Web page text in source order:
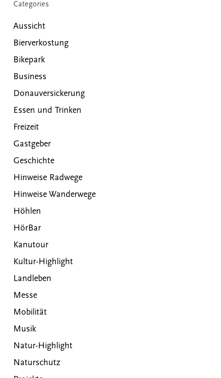
Categories
Aussicht
Bierverkostung
Bikepark
Business
Donauversickerung
Essen und Trinken
Freizeit
Gastgeber
Geschichte
Hinweise Radwege
Hinweise Wanderwege
Höhlen
HörBar
Kanutour
Kultur-Highlight
Landleben
Messe
Mobilität
Musik
Natur-Highlight
Naturschutz